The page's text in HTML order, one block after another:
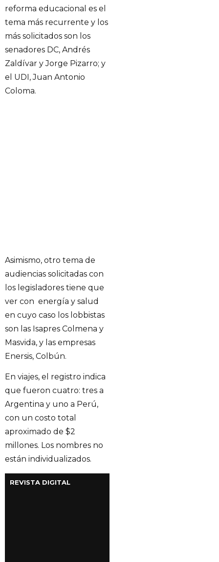
reforma educacional es el
tema más recurrente y los
más solicitados son los
senadores DC, Andrés
Zaldívar y Jorge Pizarro; y
el UDI, Juan Antonio
Coloma.
Asimismo, otro tema de
audiencias solicitadas con
los legisladores tiene que
ver con energía y salud
en cuyo caso los lobbistas
son las Isapres Colmena y
Masvida, y las empresas
Enersis, Colbún.
En viajes, el registro indica
que fueron cuatro: tres a
Argentina y uno a Perú,
con un costo total
aproximado de $2
millones. Los nombres no
están individualizados.
REVISTA DIGITAL